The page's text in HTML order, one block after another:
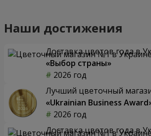
Наши достижения
Доставка цветов года в
«Выбор страны»
2026 год
Лучший цветочный
«Ukrainian Business
2026 год
Доставка цветов года в